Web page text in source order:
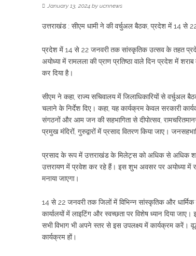
January 13, 2024 by ucnnews
उत्तराखंड : सीएम धामी ने की वर्चुअल बैठक, प्रदेश में 14 से
प्रदेश में 14 से 22 जनवरी तक सांस्कृतिक उत्सव के तहत
अयोध्या में रामलला की प्राण प्रतिष्ठा वाले दिन प्रदेश में
कर दिया है।
सीएम ने कहा, राज्य सचिवालय में जिलाधिकारियों से वर्चुअल
चलाने के निर्देश दिए। कहा, यह कार्यक्रम केवल सरकारी
संगठनों और आम जन की सहभागिता से दीपोत्सव,
प्रमुख मंदिरों, गुरुद्वारों में प्रसाद वितरण किया जाए।
प्रसाद के रूप में उत्तराखंड के मिलेट्स को अधिक से अधिक
उत्तरायण में प्रवेश कर रहे हैं। इस शुभ अवसर पर अयोध्या में
मनाया जाएगा।
14 से 22 जनवरी तक जिलों में विभिन्न सांस्कृतिक और
कार्यालयों में लाइटिंग और स्वच्छता पर विशेष ध्यान दिया
सभी विभाग भी अपने स्तर से इस उपलक्ष्य में कार्यक्रम करें।
कार्यक्रम हों।